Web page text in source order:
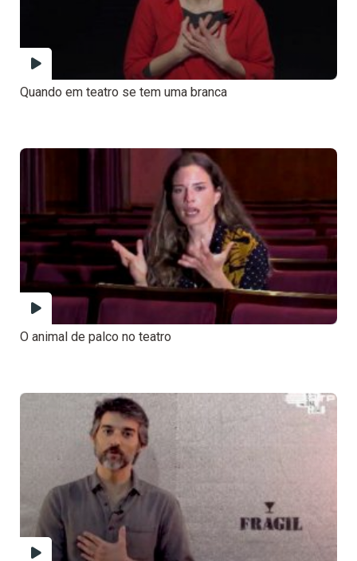
Quando em teatro se tem uma branca
O animal de palco no teatro